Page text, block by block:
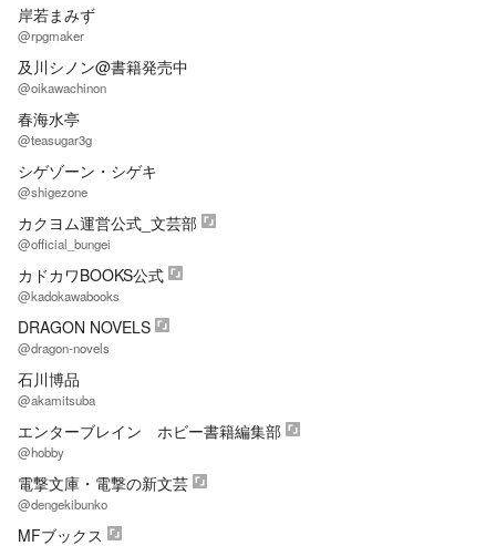
岸若まみず
@rpgmaker
及川シノン@書籍発売中
@oikawachinon
春海水亭
@teasugar3g
シゲゾーン・シゲキ
@shigezone
カクヨム運営公式_文芸部
@official_bungei
カドカワBOOKS公式
@kadokawabooks
DRAGON NOVELS
@dragon-novels
石川博品
@akamitsuba
エンターブレイン ホビー書籍編集部
@hobby
電撃文庫・電撃の新文芸
@dengekibunko
MFブックス